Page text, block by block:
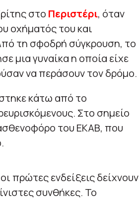
στο Περιστέρι, όταν
οχήματός του και
τη σφοδρή σύγκρουση, το
μια γυναίκα η οποία είχε
να περάσουν τον δρόμο.
κάτω από το
Στο σημείο
του ΕΚΑΒ, που
πρώτες ενδείξεις δείχνουν
συνθήκες. Το